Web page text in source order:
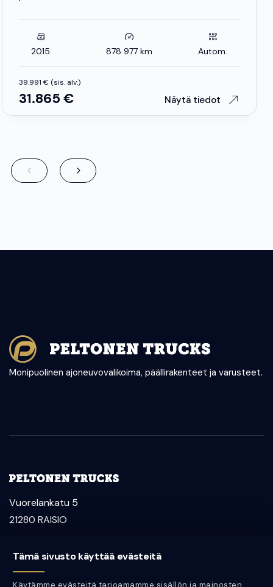
Tämä sivusto käyttää evästeitä
Käytämme evästeitä tarjoamamme sisällön ja mainosten
2015 878 977 km Autom.
39.991 € (sis. alv.)
31.865 € Näytä tiedot
Monipuolinen ajoneuvovalikoima, päällirakenteet ja varusteet.
Vuorelankatu 5
21280 RAISIO
Aleksi Peltonen